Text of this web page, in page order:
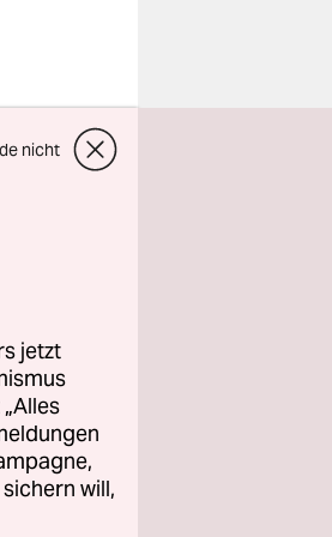
nicht
jetzt
will,